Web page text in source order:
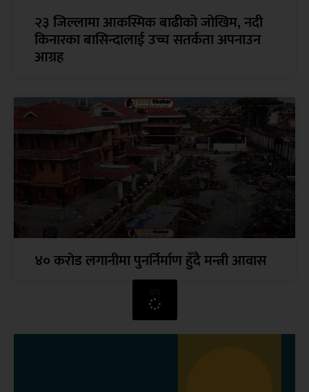
२३ जिल्लामा आकस्मिक बाढीको जोखिम, नदी
किनारका बासिन्दालाई उच्च सतर्कता अपनाउन
आग्रह
४० करोड लगानीमा पुनर्निर्माण हुँदै मन्त्री आवास